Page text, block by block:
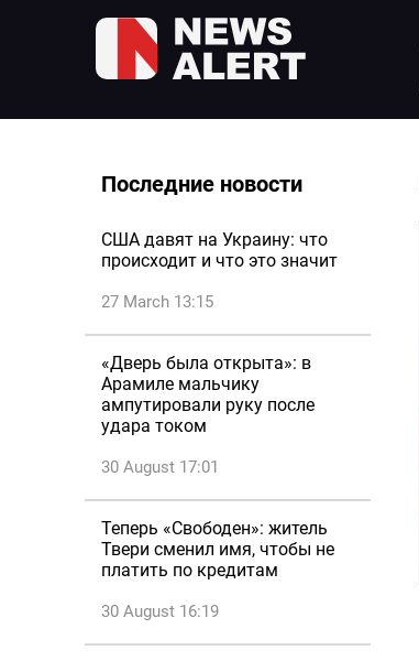
Последние новости
США давят на Украину: что
происходит и что это значит
27 March 13:15
«Дверь была открыта»: в
Арамиле мальчику
ампутировали руку после
удара током
30 August 17:01
Теперь «Свободен»: житель
Твери сменил имя, чтобы не
платить по кредитам
30 August 16:19